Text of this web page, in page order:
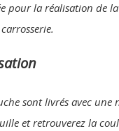
pour la réalisation de
sont livrés avec
et retrouverez la